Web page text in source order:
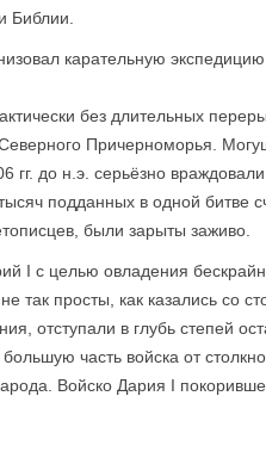
Библии.
карательную
без длительных
Причерноморья.
гг. до н.э. серьёзно
подданных в одной
были зарыты заживо.
I с целью овладения
так просты, как казались со
отступали в глубь степей
часть войска от
Войско Дария I